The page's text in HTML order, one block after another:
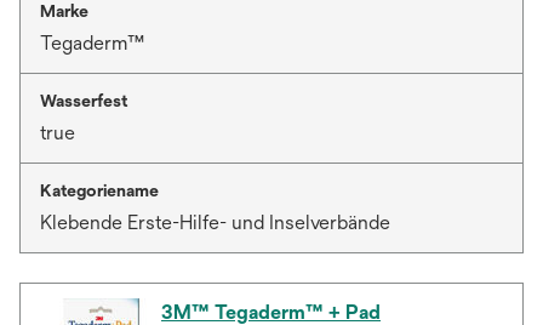
Marke
Tegaderm™
Wasserfest
true
Kategoriename
Klebende Erste-Hilfe- und Inselverbände
3M™ Tegaderm™ + Pad